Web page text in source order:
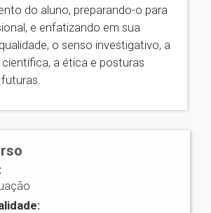
do aluno, preparando-o para
e enfatizando em sua
o senso investigativo, a
a ética e posturas